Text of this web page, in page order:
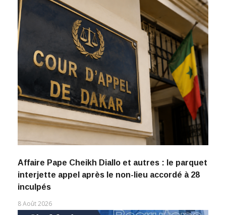
Affaire Pape Cheikh Diallo et autres : le parquet
interjette appel après le non-lieu accordé à 28
inculpés
8 Août 2026